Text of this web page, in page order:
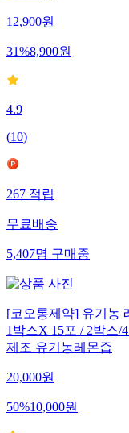
12,900원
31%8,900원
4.9
(10)
267 적립
무료배송
5,407명 구매중
[코오롱제약] 유기농
1박스X 15포 / 2박스/
제조 유기농레몬즙
20,000원
50%10,000원